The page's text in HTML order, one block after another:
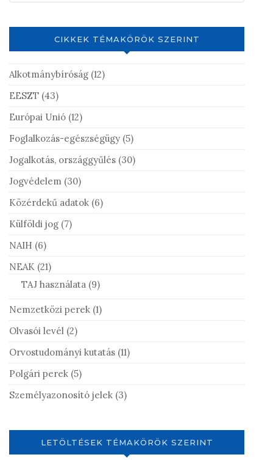
CIKKEK TÉMAKÖRÖK SZERINT
Alkotmánybíróság (12)
EESZT (43)
Európai Unió (12)
Foglalkozás-egészségügy (5)
Jogalkotás, országgyűlés (30)
Jogvédelem (30)
Közérdekű adatok (6)
Külföldi jog (7)
NAIH (6)
NEAK (21)
TAJ használata (9)
Nemzetközi perek (1)
Olvasói levél (2)
Orvostudományi kutatás (11)
Polgári perek (5)
Személyazonosító jelek (3)
LETÖLTÉSEK TÉMAKÖRÖK SZERINT